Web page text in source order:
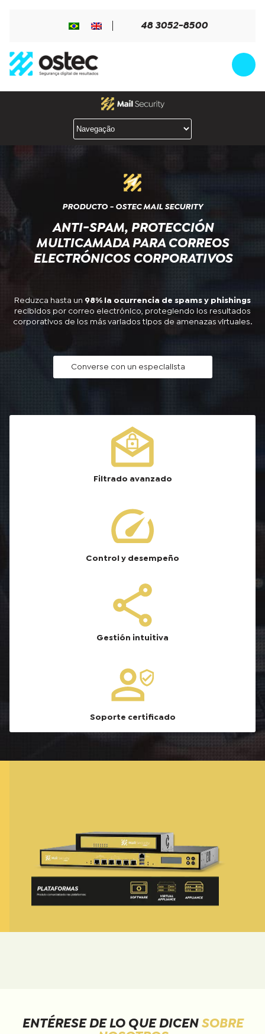
48 3052-8500
PRODUCTO - OSTEC MAIL SECURITY
ANTI-SPAM, PROTECCIÓN
MULTICAMADA PARA CORREOS
ELECTRÓNICOS CORPORATIVOS
Reduzca hasta un 98% la ocurrencia de spams y phishings
recibidos por correo electrónico, protegiendo los resultados
corporativos de los más variados tipos de amenazas virtuales.
Converse con un especialista
Filtrado avanzado
Control y desempeño
Gestión intuitiva
Soporte certificado
ENTÉRESE DE LO QUE DICEN SOBRE